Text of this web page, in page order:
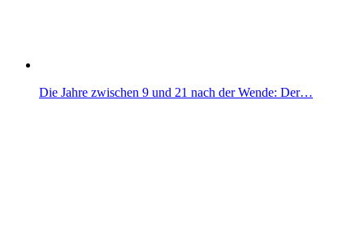
Die Jahre zwischen 9 und 21 nach der Wende: Der…